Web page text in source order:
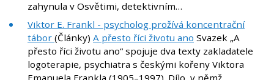
zahynula v Osvětimi, detektivním…
Viktor E. Frankl - psycholog prožívá koncentrační
tábor (Články) A přesto říci životu ano Svazek „A
přesto říci životu ano“ spojuje dva texty zakladatele
logoterapie, psychiatra s českými kořeny Viktora